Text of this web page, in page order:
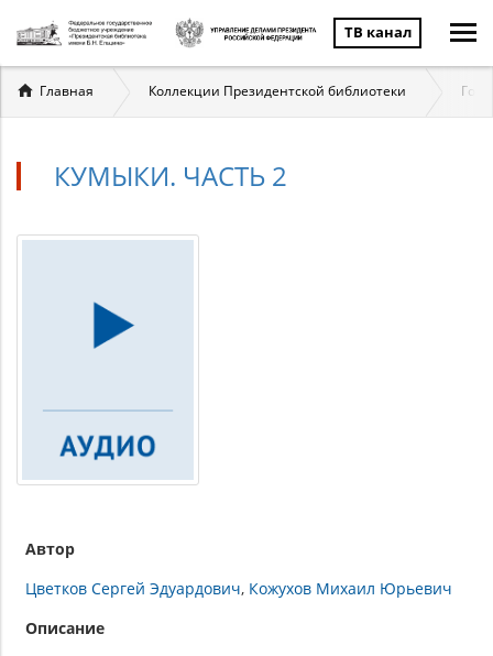
ТВ канал
Вы
здесь
Главная Коллекции Президентской библиотеки
КУМЫКИ. ЧАСТЬ 2
Автор
Цветков Сергей Эдуардович Кожухов Михаил Юрьевич
Описание